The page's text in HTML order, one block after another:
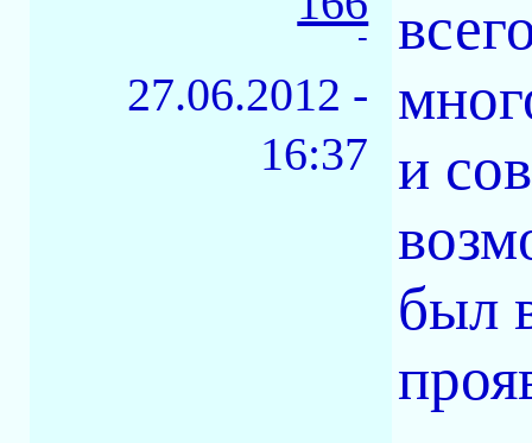
-
27.06.2012 -
16:37 и
был